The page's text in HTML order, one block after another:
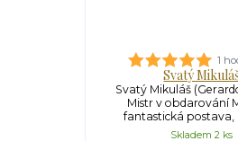
1
Svatý
Svatý Mikuláš
Mistr v obdarování
fantastická postava,
Skladem 2 ks